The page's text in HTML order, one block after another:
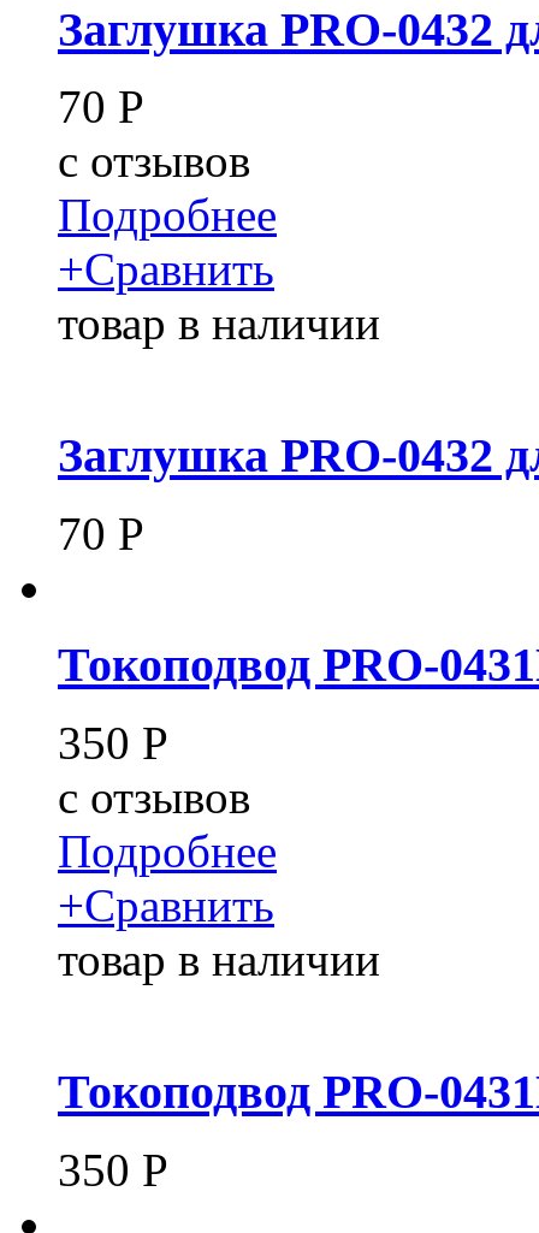
Заглушка PRO-0432
70 Р
c отзывов
Подробнее
+Сравнить
товар в наличии
Заглушка PRO-0432
70 Р
Токоподвод PRO-
350 Р
c отзывов
Подробнее
+Сравнить
товар в наличии
Токоподвод PRO-
350 Р